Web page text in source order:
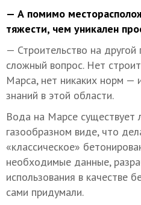
— А помимо
тяжести, чем уникален
— Строительство на
сложный вопрос. Нет
Марса, нет никаких норм —
знаний в этой области.
Вода на Марсе существует
газообразном виде, что
«классическое»
необходимые данные,
использования в качестве
сами придумали.